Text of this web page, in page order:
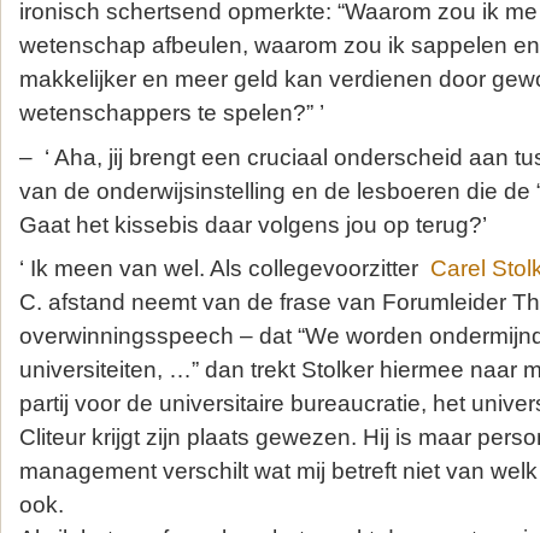
ironisch schertsend opmerkte: “Waarom zou ik
wetenschap afbeulen, waarom zou ik sappelen
makkelijker en meer geld kan verdienen door
wetenschappers te spelen?” ’
– ‘ Aha, jij brengt een cruciaal onderscheid aan
van de onderwijsinstelling en de lesboeren die de
Gaat het kissebis daar volgens jou op terug?’
‘ Ik meen van wel. Als collegevoorzitter Carel
C. afstand neemt van de frase van Forumleider
overwinningsspeech – dat “We worden
universiteiten, …” dan trekt Stolker hiermee naar
partij voor de universitaire bureaucratie, het
Cliteur krijgt zijn plaats gewezen. Hij is maar
management verschilt wat mij betreft niet van
ook.